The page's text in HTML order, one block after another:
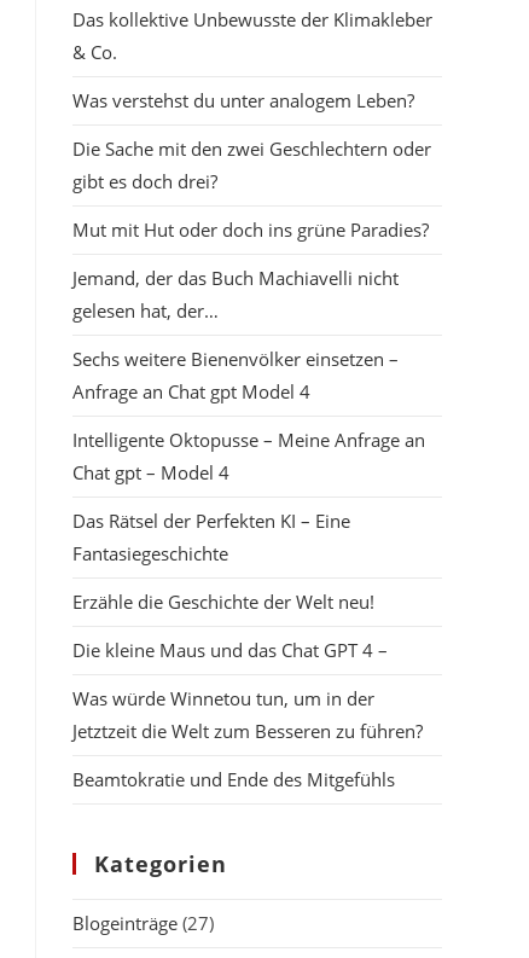
Das kollektive Unbewusste der Klimakleber
& Co.
Was verstehst du unter analogem Leben?
Die Sache mit den zwei Geschlechtern oder
gibt es doch drei?
Mut mit Hut oder doch ins grüne Paradies?
Jemand, der das Buch Machiavelli nicht
gelesen hat, der…
Sechs weitere Bienenvölker einsetzen –
Anfrage an Chat gpt Model 4
Intelligente Oktopusse – Meine Anfrage an
Chat gpt – Model 4
Das Rätsel der Perfekten KI – Eine
Fantasiegeschichte
Erzähle die Geschichte der Welt neu!
Die kleine Maus und das Chat GPT 4 –
Was würde Winnetou tun, um in der
Jetztzeit die Welt zum Besseren zu führen?
Beamtokratie und Ende des Mitgefühls
Kategorien
Blogeinträge (27)